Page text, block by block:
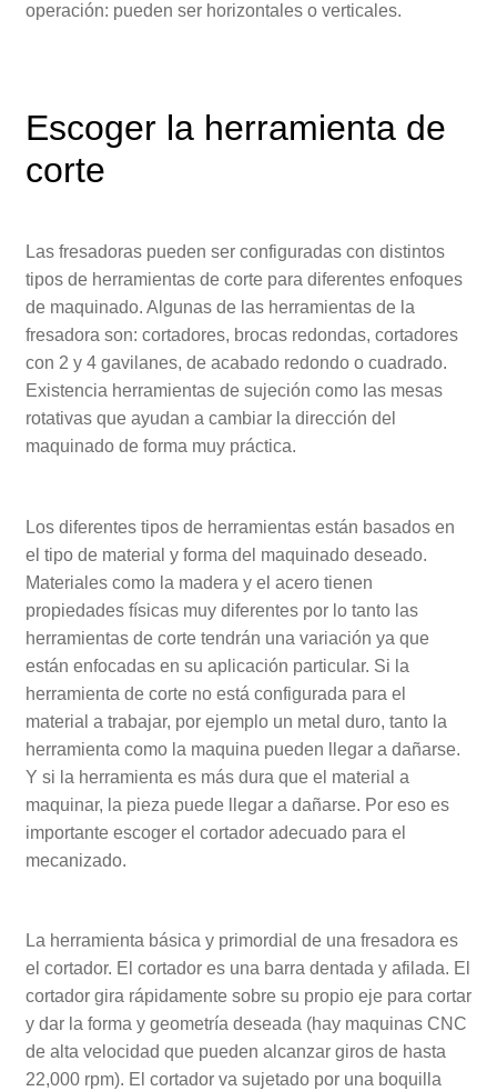
operación: pueden ser horizontales o verticales.
Escoger la herramienta de
corte
Las fresadoras pueden ser configuradas con distintos
tipos de herramientas de corte para diferentes enfoques
de maquinado. Algunas de las herramientas de la
fresadora son: cortadores, brocas redondas, cortadores
con 2 y 4 gavilanes, de acabado redondo o cuadrado.
Existencia herramientas de sujeción como las mesas
rotativas que ayudan a cambiar la dirección del
maquinado de forma muy práctica.
Los diferentes tipos de herramientas están basados en
el tipo de material y forma del maquinado deseado.
Materiales como la madera y el acero tienen
propiedades físicas muy diferentes por lo tanto las
herramientas de corte tendrán una variación ya que
están enfocadas en su aplicación particular. Si la
herramienta de corte no está configurada para el
material a trabajar, por ejemplo un metal duro, tanto la
herramienta como la maquina pueden llegar a dañarse.
Y si la herramienta es más dura que el material a
maquinar, la pieza puede llegar a dañarse. Por eso es
importante escoger el cortador adecuado para el
mecanizado.
La herramienta básica y primordial de una fresadora es
el cortador. El cortador es una barra dentada y afilada. El
cortador gira rápidamente sobre su propio eje para cortar
y dar la forma y geometría deseada (hay maquinas CNC
de alta velocidad que pueden alcanzar giros de hasta
22,000 rpm). El cortador va sujetado por una boquilla